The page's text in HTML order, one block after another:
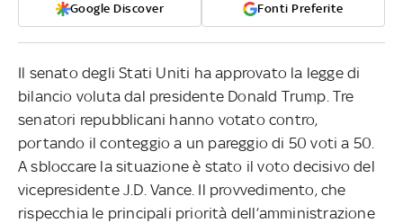
Google Discover Fonti Preferite
Il senato degli Stati Uniti ha approvato la legge di
bilancio voluta dal presidente Donald Trump. Tre
senatori repubblicani hanno votato contro,
portando il conteggio a un pareggio di 50 voti a 50.
A sbloccare la situazione è stato il voto decisivo del
vicepresidente J.D. Vance. Il provvedimento, che
rispecchia le principali priorità dell’amministrazione